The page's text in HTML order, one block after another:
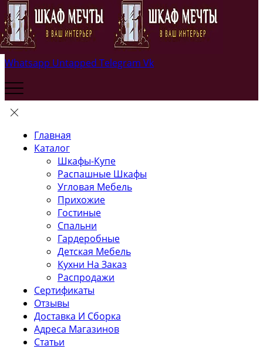
Whatsapp Untapped Telegram Vk
Главная
Каталог
Шкафы-Купе
Распашные Шкафы
Угловая Мебель
Прихожие
Гостиные
Спальни
Гардеробные
Детская Мебель
Кухни На Заказ
Распродажи
Сертификаты
Отзывы
Доставка И Сборка
Адреса Магазинов
Статьи